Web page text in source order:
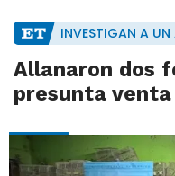
INVESTIGAN A UN
Allanaron dos
presunta